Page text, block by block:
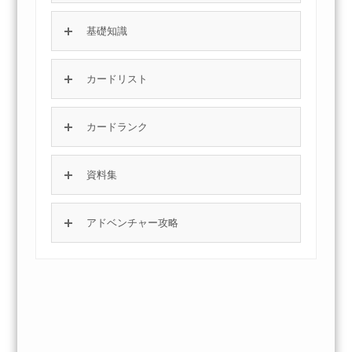
基礎知識
カードリスト
カードランク
資料集
アドベンチャー攻略